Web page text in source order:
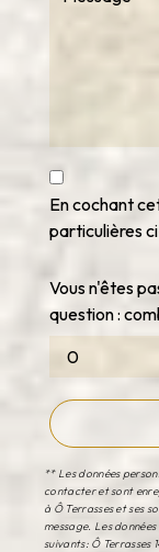
En cochant
particulières
Vous n'êtes
question :
** Les données
contacter et sont
à Ô Terrasses et ses
message. Les
suivants: Ô Terrasses